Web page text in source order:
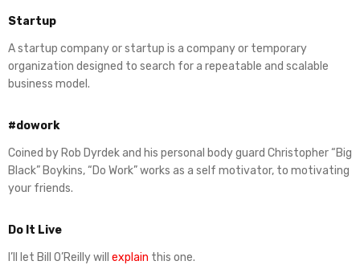
Startup
A startup company or startup is a company or temporary
organization designed to search for a repeatable and scalable
business model.
#dowork
Coined by Rob Dyrdek and his personal body guard Christopher “Big
Black” Boykins, “Do Work” works as a self motivator, to motivating
your friends.
Do It Live
I’ll let Bill O’Reilly will explain this one.